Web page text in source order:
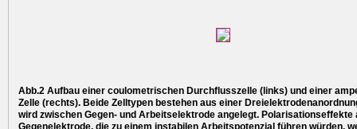
Abb.2 Aufbau einer coulometrischen Durchflusszelle (links) und einer
Zelle (rechts). Beide Zelltypen bestehen aus einer
wird zwischen Gegen- und Arbeitselektrode angelegt. Polarisationseffekte
Gegenelektrode, die zu einem instabilen Arbeitspotenzial führen würden,